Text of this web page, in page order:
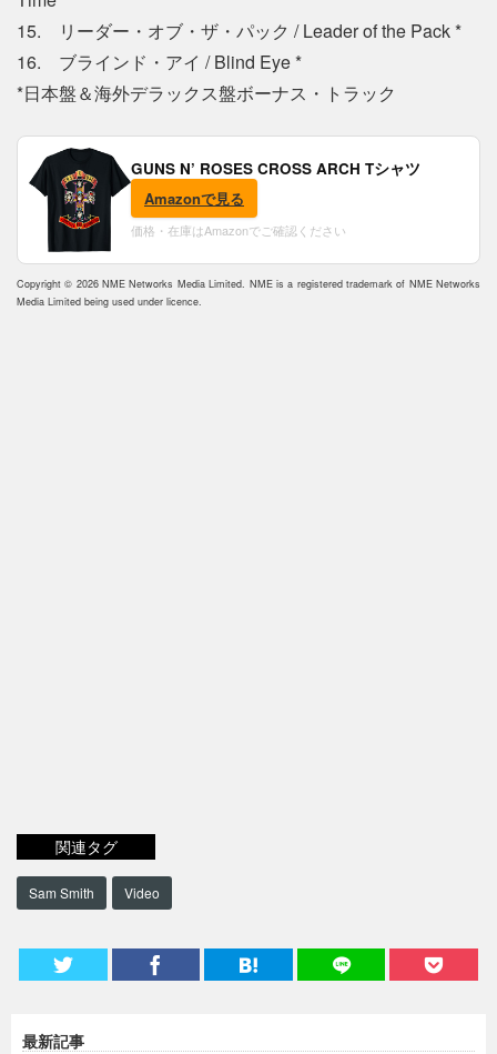
15. リーダー・オブ・ザ・パック / Leader of the Pack *
16. ブラインド・アイ / Blind Eye *
*日本盤＆海外デラックス盤ボーナス・トラック
GUNS N’ ROSES CROSS ARCH Tシャツ
Amazonで見る
価格・在庫はAmazonでご確認ください
Copyright © 2026 NME Networks Media Limited. NME is a registered trademark of NME Networks
Media Limited being used under licence.
関連タグ
Sam Smith Video
最新記事